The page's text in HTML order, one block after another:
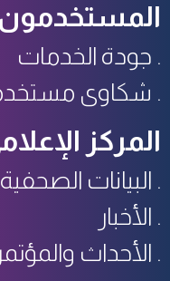
المستخدمون
جودة الخدمات
شكاوى
المركز
البيانات الصحفية
الأخبار
الأحداث